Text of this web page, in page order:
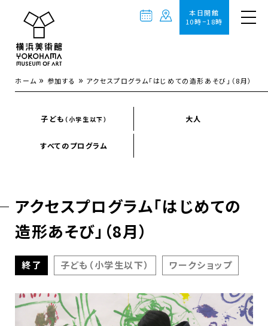
本日開館
10時−18時
ホーム » 参加する » アクセスプログラム「はじめての造形あそび」（8月）
子ども （小学生以下） 大人
すべてのプログラム
アクセスプログラム「はじめての
造形あそび」（8月）
終了 子ども（小学生以下） ワークショップ